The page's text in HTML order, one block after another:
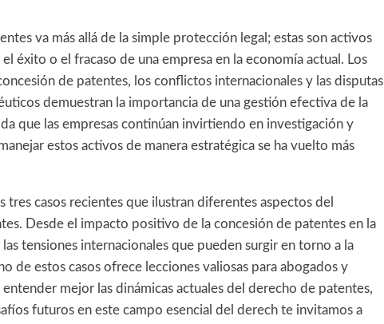
va más allá de la simple protección legal; estas son activos
éxito o el fracaso de una empresa en la economía actual. Los
de patentes, los conflictos internacionales y las disputas
demuestran la importancia de una gestión efectiva de la
que las empresas continúan invirtiendo en investigación y
estos activos de manera estratégica se ha vuelto más
tres casos recientes que ilustran diferentes aspectos del
Desde el impacto positivo de la concesión de patentes en la
tensiones internacionales que pueden surgir en torno a la
de estos casos ofrece lecciones valiosas para abogados y
mejor las dinámicas actuales del derecho de patentes,
futuros en este campo esencial del derech te invitamos a